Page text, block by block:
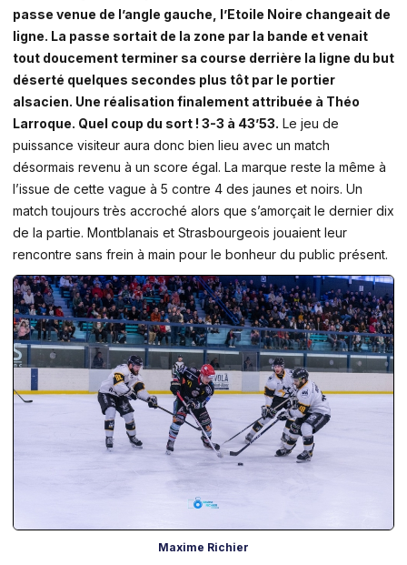
passe venue de l’angle gauche, l’Etoile Noire changeait de
ligne. La passe sortait de la zone par la bande et venait
tout doucement terminer sa course derrière la ligne du but
déserté quelques secondes plus tôt par le portier
alsacien. Une réalisation finalement attribuée à Théo
Larroque. Quel coup du sort ! 3-3 à 43’53. Le jeu de
puissance visiteur aura donc bien lieu avec un match
désormais revenu à un score égal. La marque reste la même à
l’issue de cette vague à 5 contre 4 des jaunes et noirs. Un
match toujours très accroché alors que s’amorçait le dernier dix
de la partie. Montblanais et Strasbourgeois jouaient leur
rencontre sans frein à main pour le bonheur du public présent.
Maxime Richier